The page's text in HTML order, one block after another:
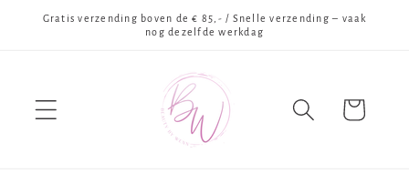
naar de
Gratis verzending boven de € 85,- / Snelle verzending – vaak
nog dezelfde werkdag
Winkelwagen